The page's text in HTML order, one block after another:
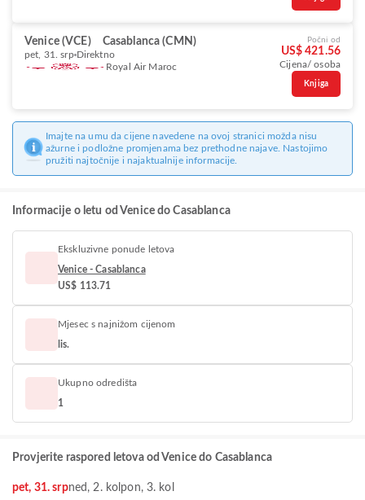
Venice (VCE) Casablanca (CMN)
pet, 31. srp Direktno
Royal Air Maroc
Počni od
US$ 421.56
Cijena/ osoba
Knjiga
Imajte na umu da cijene navedene na ovoj stranici možda nisu
ažurne i podložne promjenama bez prethodne najave. Nastojimo
pružiti najtočnije i najaktualnije informacije.
Informacije o letu od Venice do Casablanca
Ekskluzivne ponude letova
Venice - Casablanca
US$ 113.71
Mjesec s najnižom cijenom
lis.
Ukupno odredišta
1
Provjerite raspored letova od Venice do Casablanca
pet, 31. srpned, 2. kol pon, 3. kol